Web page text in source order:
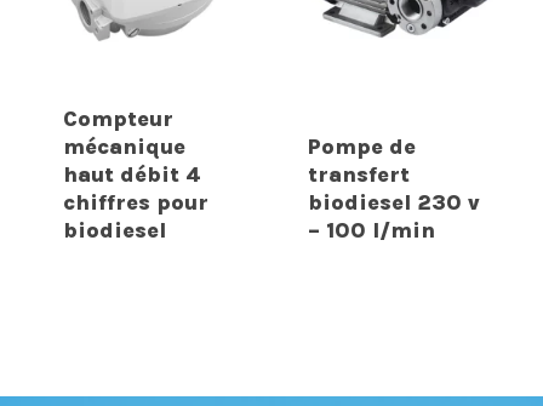
Compteur
mécanique
haut débit 4
chiffres pour
biodiesel
Pompe de
transfert
biodiesel 230 v
– 100 l/min